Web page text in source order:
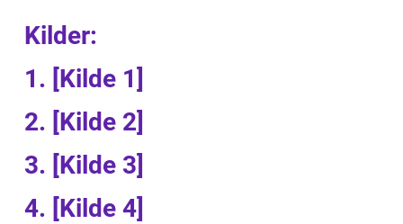
Kilder:
1. [Kilde 1]
2. [Kilde 2]
3. [Kilde 3]
4. [Kilde 4]